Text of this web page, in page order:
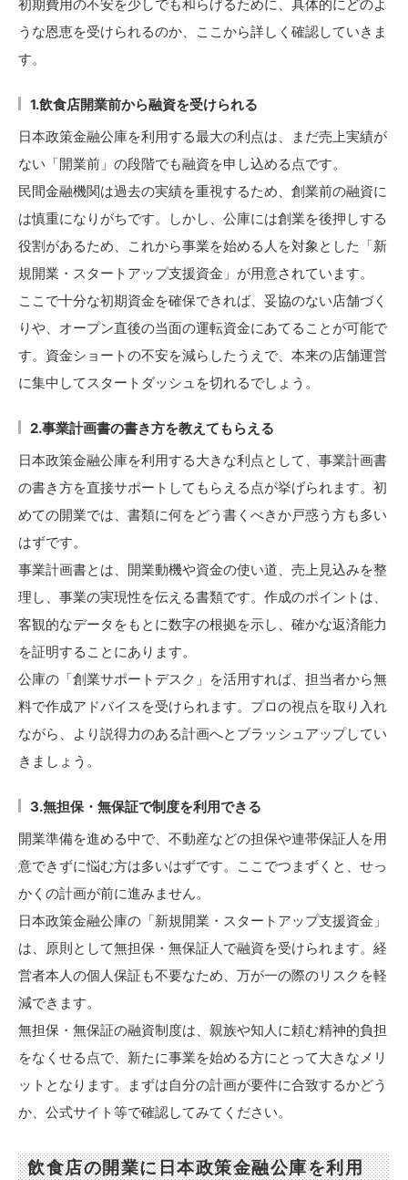
初期費用の不安を少しでも和らげるために、具体的にどのよ
うな恩恵を受けられるのか、ここから詳しく確認していきま
す。
1.飲食店開業前から融資を受けられる
日本政策金融公庫を利用する最大の利点は、まだ売上実績が
ない「開業前」の段階でも融資を申し込める点です。
民間金融機関は過去の実績を重視するため、創業前の融資に
は慎重になりがちです。しかし、公庫には創業を後押しする
役割があるため、これから事業を始める人を対象とした「新
規開業・スタートアップ支援資金」が用意されています。
ここで十分な初期資金を確保できれば、妥協のない店舗づく
りや、オープン直後の当面の運転資金にあてることが可能で
す。資金ショートの不安を減らしたうえで、本来の店舗運営
に集中してスタートダッシュを切れるでしょう。
2.事業計画書の書き方を教えてもらえる
日本政策金融公庫を利用する大きな利点として、事業計画書
の書き方を直接サポートしてもらえる点が挙げられます。初
めての開業では、書類に何をどう書くべきか戸惑う方も多い
はずです。
事業計画書とは、開業動機や資金の使い道、売上見込みを整
理し、事業の実現性を伝える書類です。作成のポイントは、
客観的なデータをもとに数字の根拠を示し、確かな返済能力
を証明することにあります。
公庫の「創業サポートデスク」を活用すれば、担当者から無
料で作成アドバイスを受けられます。プロの視点を取り入れ
ながら、より説得力のある計画へとブラッシュアップしてい
きましょう。
3.無担保・無保証で制度を利用できる
開業準備を進める中で、不動産などの担保や連帯保証人を用
意できずに悩む方は多いはずです。ここでつまずくと、せっ
かくの計画が前に進みません。
日本政策金融公庫の「新規開業・スタートアップ支援資金」
は、原則として無担保・無保証人で融資を受けられます。経
営者本人の個人保証も不要なため、万が一の際のリスクを軽
減できます。
無担保・無保証の融資制度は、親族や知人に頼む精神的負担
をなくせる点で、新たに事業を始める方にとって大きなメリ
ットとなります。まずは自分の計画が要件に合致するかどう
か、公式サイト等で確認してみてください。
飲食店の開業に日本政策金融公庫を利用